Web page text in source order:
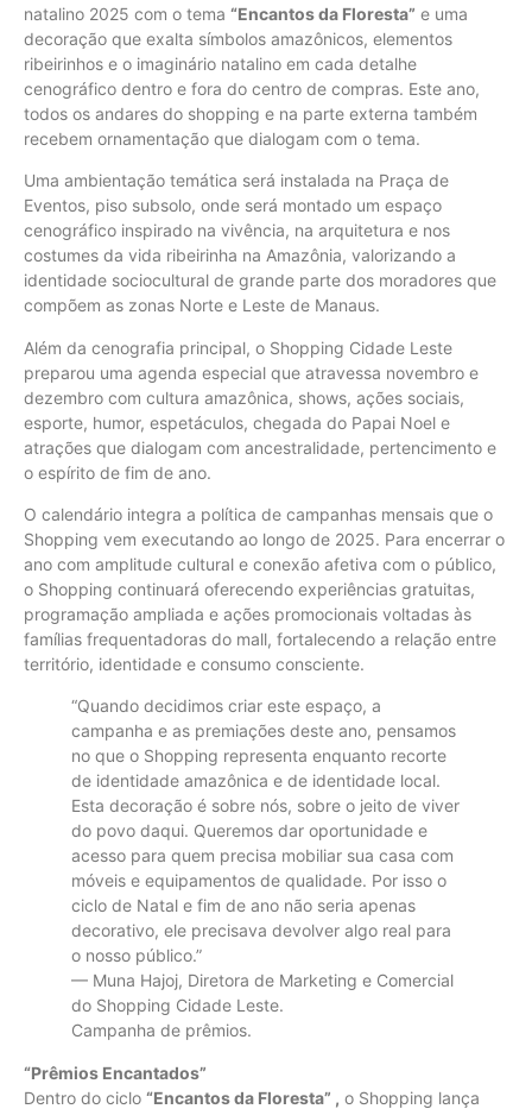
natalino 2025 com o tema “Encantos da Floresta” e uma
decoração que exalta símbolos amazônicos, elementos
ribeirinhos e o imaginário natalino em cada detalhe
cenográfico dentro e fora do centro de compras. Este ano,
todos os andares do shopping e na parte externa também
recebem ornamentação que dialogam com o tema.
Uma ambientação temática será instalada na Praça de
Eventos, piso subsolo, onde será montado um espaço
cenográfico inspirado na vivência, na arquitetura e nos
costumes da vida ribeirinha na Amazônia, valorizando a
identidade sociocultural de grande parte dos moradores que
compõem as zonas Norte e Leste de Manaus.
Além da cenografia principal, o Shopping Cidade Leste
preparou uma agenda especial que atravessa novembro e
dezembro com cultura amazônica, shows, ações sociais,
esporte, humor, espetáculos, chegada do Papai Noel e
atrações que dialogam com ancestralidade, pertencimento e
o espírito de fim de ano.
O calendário integra a política de campanhas mensais que o
Shopping vem executando ao longo de 2025. Para encerrar o
ano com amplitude cultural e conexão afetiva com o público,
o Shopping continuará oferecendo experiências gratuitas,
programação ampliada e ações promocionais voltadas às
famílias frequentadoras do mall, fortalecendo a relação entre
território, identidade e consumo consciente.
“Quando decidimos criar este espaço, a
campanha e as premiações deste ano, pensamos
no que o Shopping representa enquanto recorte
de identidade amazônica e de identidade local.
Esta decoração é sobre nós, sobre o jeito de viver
do povo daqui. Queremos dar oportunidade e
acesso para quem precisa mobiliar sua casa com
móveis e equipamentos de qualidade. Por isso o
ciclo de Natal e fim de ano não seria apenas
decorativo, ele precisava devolver algo real para
o nosso público.”
— Muna Hajoj, Diretora de Marketing e Comercial
do Shopping Cidade Leste.
Campanha de prêmios.
“Prêmios Encantados”
Dentro do ciclo “Encantos da Floresta” , o Shopping lança